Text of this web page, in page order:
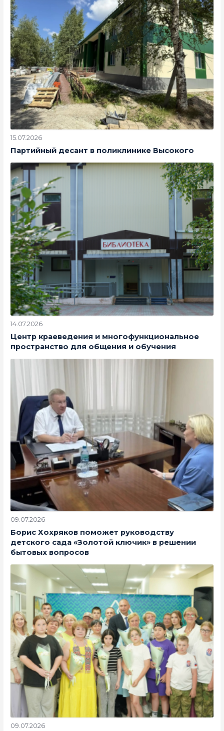
15.07.2026
Партийный десант в поликлинике Высокого
14.07.2026
Центр краеведения и многофункциональное
пространство для общения и обучения
09.07.2026
Борис Хохряков поможет руководству
детского сада «Золотой ключик» в решении
бытовых вопросов
09.07.2026